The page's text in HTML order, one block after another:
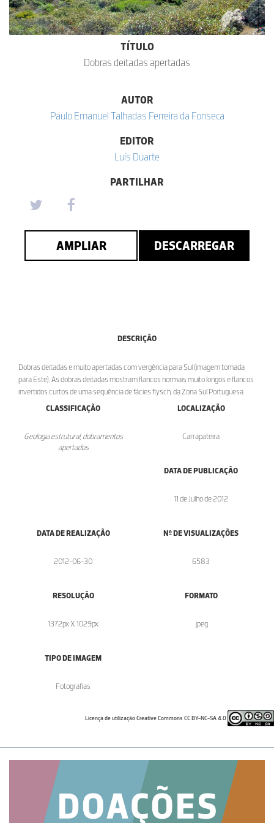
TÍTULO
Dobras deitadas apertadas
AUTOR
Paulo Emanuel Talhadas Ferreira da Fonseca
EDITOR
Luís Duarte
PARTILHAR
AMPLIAR DESCARREGAR
DESCRIÇÃO
Dobras deitadas e muito apertadas com vergência para Sul (imagem tomada
para Este). As dobras deitadas mostram flancos normais muito longos e flancos
invertidos curtos de uma sequência de fácies flysch, da Zona Sul Portuguesa.
CLASSIFICAÇÃO
Geologia estrutural, dobramentos
apertados
LOCALIZAÇÃO
Carrapateira
DATA DE PUBLICAÇÃO
11 de Julho de 2012
DATA DE REALIZAÇÃO
2012-06-30
Nº DE VISUALIZAÇÕES
6583
RESOLUÇÃO
1372px X 1029px
FORMATO
.jpeg
TIPO DE IMAGEM
Fotografias
Licença de utilização Creative Commons CC BY-NC-SA 4.0